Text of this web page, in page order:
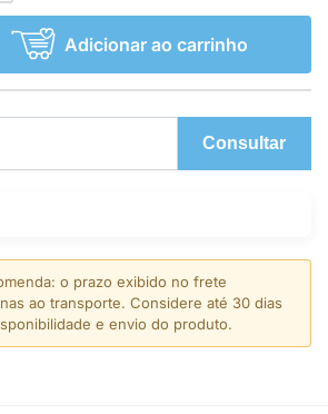
Adicionar ao carrinho
Consultar
o prazo exibido no frete
ao transporte. Considere até 30 dias
e envio do produto.